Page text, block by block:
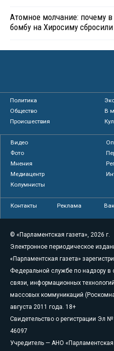
Атомное молчание: почему
бомбу на Хиросиму
Политика
Общество
В
Происшествия
Видео
Фото
Мнения
Медиацентр
Колумнисты
Контакты Реклама
© «Парламентская газета», 2026 г.
Электронное периодическое
«Парламентская газета»
Федеральной службе по надзору в
связи, информационных
массовых коммуникаций
августа 2011 года. 18+
Свидетельство о регистрации Эл
46097
Учредитель — АНО «Парламентская